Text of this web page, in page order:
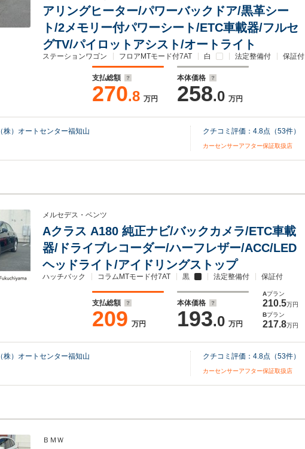
アリングヒーター/パワーバックドア/黒革シー
ト/2メモリー付パワーシート/ETC車載器/フルセ
グTV/パイロットアシスト/オートライト
ステーションワゴン フロアMTモード付7AT 白 法定整備付 保証付
支払総額
270.8 万円
本体価格
258.0 万円
（株）オートセンター福知山 クチコミ評価： 4.8点（53件）
カーセンサーアフター保証取扱店
メルセデス・ベンツ
Aクラス A180 純正ナビ/バックカメラ/ETC車載
器/ドライブレコーダー/ハーフレザー/ACC/LED
ヘッドライト/アイドリングストップ
ハッチバック コラムMTモード付7AT 黒 法定整備付 保証付
支払総額
209 万円
本体価格
193.0 万円
Aプラン
210.5万円
Bプラン
217.8万円
（株）オートセンター福知山 クチコミ評価： 4.8点（53件）
カーセンサーアフター保証取扱店
ＢＭＷ